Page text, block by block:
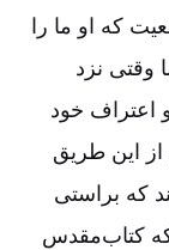
که او ما را
وقتی نزد
اعتراف خود
از این طریق
که براستی
کتاب‌مقدس